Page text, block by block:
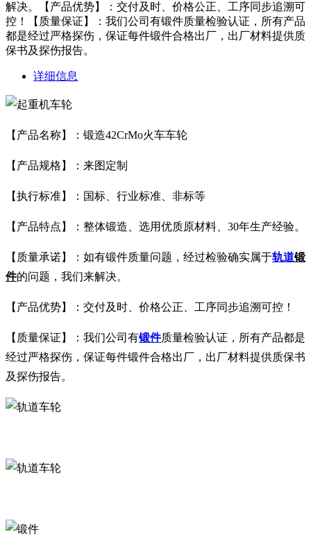
解决。【产品优势】：交付及时、价格公正、工序同步追溯可
控！【质量保证】：我们公司有锻件质量检验认证，所有产品
都是经过严格探伤，保证每件锻件合格出厂，出厂材料提供质
保书及探伤报告。
详细信息
【产品名称】： 锻造42CrMo火车车轮
【产品规格】：来图定制
【执行标准】：国标、行业标准、非标等
【产品特点】：整体锻造、选用优质原材料、30年生产经验。
【质量承诺】：如有锻件质量问题，经过检验确实属于轨道锻
件的问题，我们来解决。
【产品优势】：交付及时、价格公正、工序同步追溯可控！
【质量保证】：我们公司有锻件质量检验认证，所有产品都是
经过严格探伤，保证每件锻件合格出厂，出厂材料提供质保书
及探伤报告。